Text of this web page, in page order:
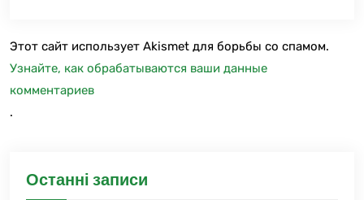
Этот сайт использует Akismet для борьбы со спамом.
Узнайте, как обрабатываются ваши данные
комментариев
.
Останні записи